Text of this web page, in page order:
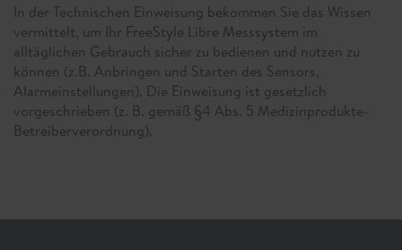
In der Technischen Einweisung bekommen Sie das Wissen
vermittelt, um Ihr FreeStyle Libre Messsystem im
alltäglichen Gebrauch sicher zu bedienen und nutzen zu
können (z.B. Anbringen und Starten des Sensors,
Alarmeinstellungen). Die Einweisung ist gesetzlich
vorgeschrieben (z. B. gemäß §4 Abs. 5 Medizinprodukte-
Betreiberverordnung).